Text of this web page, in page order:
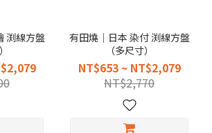
渕線方盤
有田燒｜日本 染付 渕線方盤
（多尺寸）
NT$653 ~ NT$2,079
NT$2,770